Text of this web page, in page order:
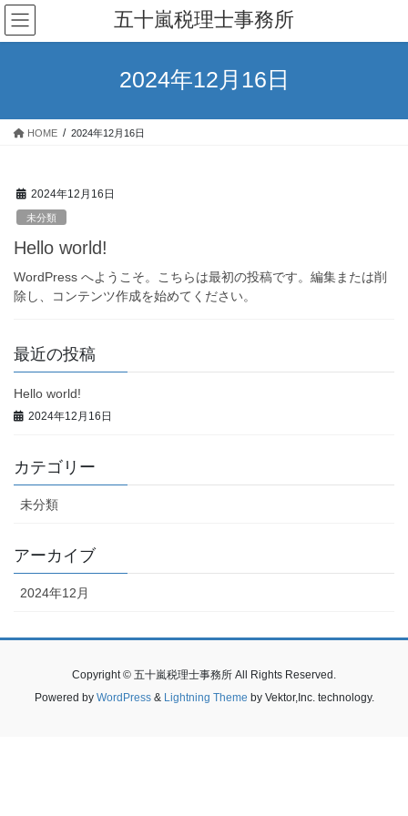
コ
ン
テ
ス
ナ
ビ
ゲ
ン
五十嵐税理士事務所
2024年12月16日
HOME 2024年12月16日
2024年12月16日
未分類
Hello world!
WordPress へようこそ。こちらは最初の投稿です。編集または削
除し、コンテンツ作成を始めてください。
最近の投稿
Hello world!
2024年12月16日
カテゴリー
未分類
アーカイブ
2024年12月
Copyright © 五十嵐税理士事務所 All Rights Reserved.
Powered by WordPress& Lightning Theme by Vektor,Inc. technology.